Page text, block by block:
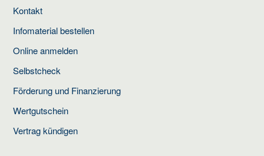
Kontakt
Infomaterial bestellen
Online anmelden
Selbstcheck
Förderung und Finanzierung
Wertgutschein
Vertrag kündigen